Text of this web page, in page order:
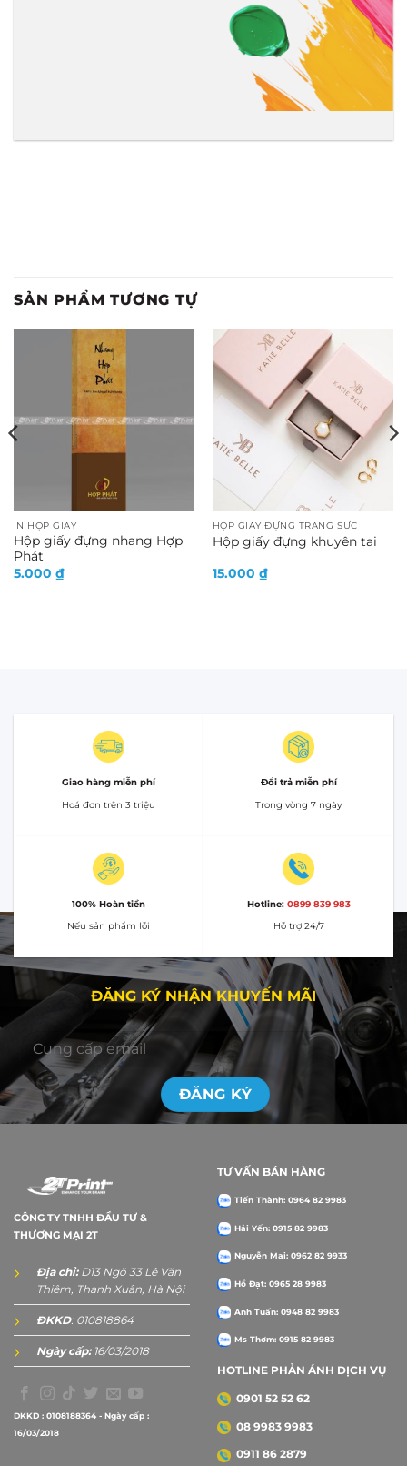
SẢN PHẨM TƯƠNG TỰ
IN HỘP GIẤY
Hộp giấy đựng nhang Hợp
Phát
5.000 ₫
HỘP GIẤY ĐỰNG TRANG SỨC
Hộp giấy đựng khuyên tai
15.000 ₫
Giao hàng miễn phí
Hoá đơn trên 3 triệu
Đổi trả miễn phí
Trong vòng 7 ngày
100% Hoàn tiền
Nếu sản phẩm lỗi
Hotline: 0899 839 983
Hỗ trợ 24/7
ĐĂNG KÝ NHẬN KHUYẾN MÃI
CÔNG TY TNHH ĐẦU TƯ &
THƯƠNG MẠI 2T
Địa chỉ:D13 Ngõ 33 Lê Văn
Thiêm, Thanh Xuân, Hà Nội
ĐKKD: 010818864
Ngày cấp:16/03/2018
DKKD : 0108188364 - Ngày cấp :
16/03/2018
TƯ VẤN BÁN HÀNG
Tiến Thành: 0964 82 9983
Hải Yến: 0915 82 9983
Nguyễn Mai: 0962 82 9933
Hồ Đạt: 0965 28 9983
Anh Tuấn: 0948 82 9983
Ms Thơm: 0915 82 9983
HOTLINE PHẢN ÁNH DỊCH VỤ
0901 52 52 62
08 9983 9983
0911 86 2879